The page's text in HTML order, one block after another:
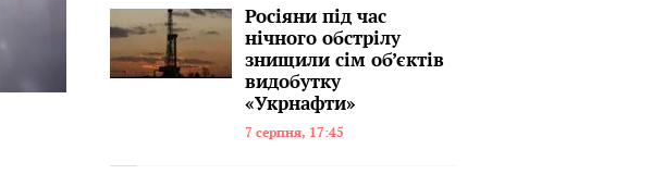
Росіяни під час
нічного обстрілу
знищили сім об’єктів
видобутку
«Укрнафти»
7 серпня, 17:45